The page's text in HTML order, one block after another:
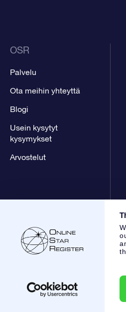
OSR
Palvelu
Ota meihin yhteyttä
Blogi
Usein kysytyt
kysymykset
Arvostelut
Asiakaspalvelu:help@osr.org